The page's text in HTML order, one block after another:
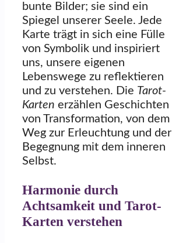
bunte Bilder; sie sind ein
Spiegel unserer Seele. Jede
Karte trägt in sich eine Fülle
von Symbolik und inspiriert
uns, unsere eigenen
Lebenswege zu reflektieren
und zu verstehen. Die Tarot-
Karten erzählen Geschichten
von Transformation, von dem
Weg zur Erleuchtung und der
Begegnung mit dem inneren
Selbst.
Harmonie durch
Achtsamkeit und Tarot-
Karten verstehen